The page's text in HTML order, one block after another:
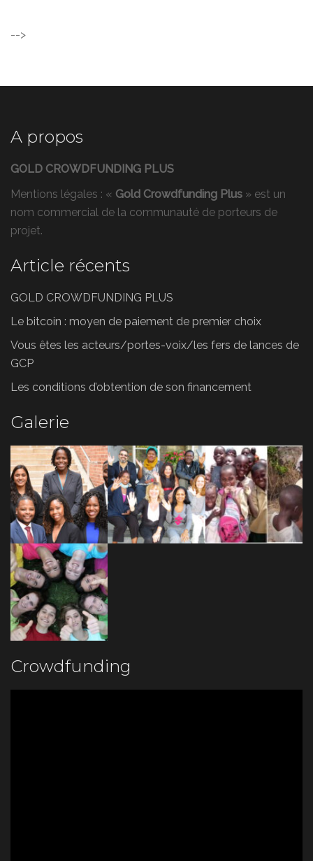
-->
A propos
GOLD CROWDFUNDING PLUS
Mentions légales : « Gold Crowdfunding Plus » est un
nom commercial de la communauté de porteurs de
projet.
Article récents
GOLD CROWDFUNDING PLUS
Le bitcoin : moyen de paiement de premier choix
Vous êtes les acteurs/portes-voix/les fers de lances de
GCP
Les conditions d’obtention de son financement
Galerie
Crowdfunding